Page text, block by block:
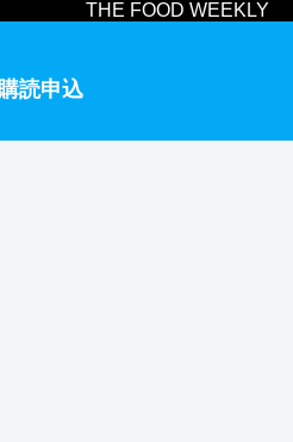
THE FOOD WEEKLY
購読申込